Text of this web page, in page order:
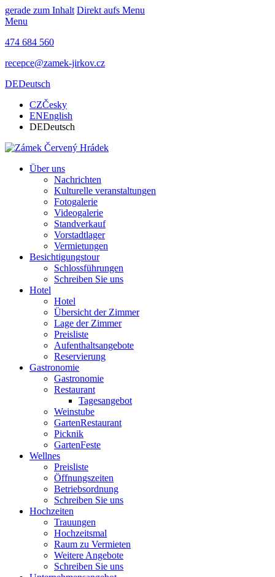
gerade zum Inhalt Direkt aufs Menu
Menu
474 684 560
recepce@zamek-jirkov.cz
DEDeutsch
CZČesky
ENEnglish
DEDeutsch
Über uns
Nachrichten
Kulturelle veranstaltungen
Fotogalerie
Videogalerie
Standverkauf
Vorstadtlager
Vermietungen
Besichtigungstour
Schlossführungen
Schreiben Sie uns
Hotel
Hotel
Übersicht der Zimmer
Lage der Zimmer
Preisliste
Aufenthaltsangebote
Reservierung
Gastronomie
Gastronomie
Restaurant
Tagesangebot
Weinstube
GartenRestaurant
Picknik
GartenFeste
Wellnes
Preisliste
Öffnungszeiten
Betriebsordnung
Schreiben Sie uns
Hochzeiten
Trauungen
Hochzeitsmal
Raum zu Vermieten
Weitere Angebote
Schreiben Sie uns